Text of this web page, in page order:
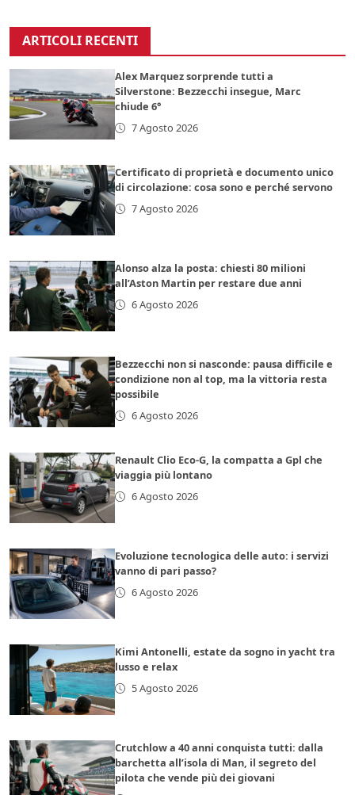
ARTICOLI RECENTI
Alex Marquez sorprende tutti a
Silverstone: Bezzecchi insegue, Marc
chiude 6°
7 Agosto 2026
Certificato di proprietà e documento unico
di circolazione: cosa sono e perché servono
7 Agosto 2026
Alonso alza la posta: chiesti 80 milioni
all’Aston Martin per restare due anni
6 Agosto 2026
Bezzecchi non si nasconde: pausa difficile e
condizione non al top, ma la vittoria resta
possibile
6 Agosto 2026
Renault Clio Eco-G, la compatta a Gpl che
viaggia più lontano
6 Agosto 2026
Evoluzione tecnologica delle auto: i servizi
vanno di pari passo?
6 Agosto 2026
Kimi Antonelli, estate da sogno in yacht tra
lusso e relax
5 Agosto 2026
Crutchlow a 40 anni conquista tutti: dalla
barchetta all’isola di Man, il segreto del
pilota che vende più dei giovani